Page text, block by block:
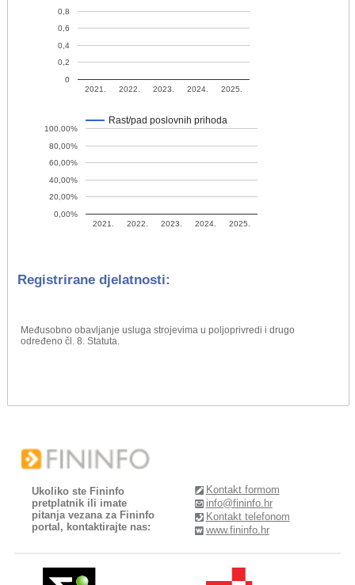
2021. 2022. 2023. 2024. 2025.
0
0,2
0,4
0,6
0,8
Rast/pad poslovnih prihoda
2021. 2022. 2023. 2024. 2025.
0,00%
20,00%
40,00%
60,00%
80,00%
100,00%
Registrirane djelatnosti:
Međusobno obavljanje usluga strojevima u poljoprivredi i drugo
određeno čl. 8. Statuta.
Ukoliko ste Fininfo
pretplatnik ili imate
pitanja vezana za Fininfo
portal, kontaktirajte nas:
Kontakt formom
info@fininfo.hr
Kontakt telefonom
www.fininfo.hr